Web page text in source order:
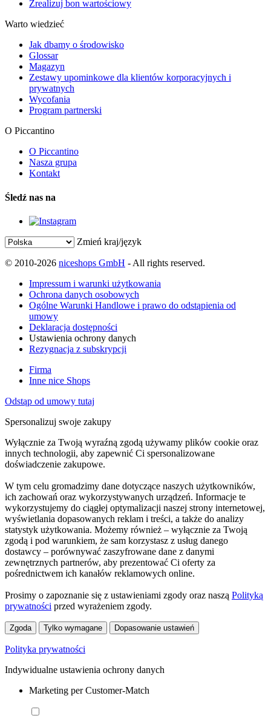
Zrealizuj bon wartościowy
Warto wiedzieć
Jak dbamy o środowisko
Glossar
Magazyn
Zestawy upominkowe dla klientów korporacyjnych i
prywatnych
Wycofania
Program partnerski
O Piccantino
O Piccantino
Nasza grupa
Kontakt
Śledź nas na
Zmień kraj/język
© 2010-2026 niceshops GmbH - All rights reserved.
Impressum i warunki użytkowania
Ochrona danych osobowych
Ogólne Warunki Handlowe i prawo do odstąpienia od
umowy
Deklaracja dostępności
Ustawienia ochrony danych
Rezygnacja z subskrypcji
Firma
Inne nice Shops
Odstąp od umowy tutaj
Spersonalizuj swoje zakupy
Wyłącznie za Twoją wyraźną zgodą używamy plików cookie oraz
innych technologii, aby zapewnić Ci spersonalizowane
doświadczenie zakupowe.
W tym celu gromadzimy dane dotyczące naszych użytkowników,
ich zachowań oraz wykorzystywanych urządzeń. Informacje te
wykorzystujemy do ciągłej optymalizacji naszej strony internetowej,
wyświetlania dopasowanych reklam i treści, a także do analizy
statystyk użytkowania. Możemy również – wyłącznie za Twoją
zgodą i pod warunkiem, że sam korzystasz z usług danego
dostawcy – porównywać zaszyfrowane dane z danymi
zewnętrznych partnerów, aby prezentować Ci oferty za
pośrednictwem ich kanałów reklamowych online.
Prosimy o zapoznanie się z ustawieniami zgody oraz naszą Polityką
prywatności przed wyrażeniem zgody.
Zgoda Tylko wymagane Dopasowanie ustawień
Polityka prywatności
Indywidualne ustawienia ochrony danych
Marketing per Customer-Match